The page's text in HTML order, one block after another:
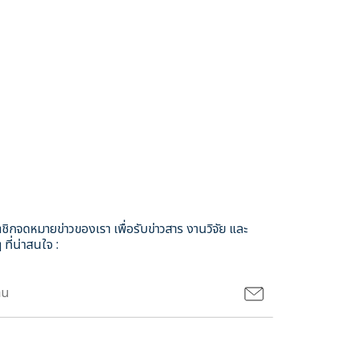
จดหมายข่าวของเรา เพื่อรับข่าวสาร งานวิจัย และ
น่าสนใจ :